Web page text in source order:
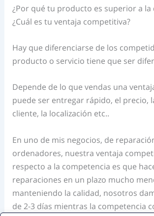
¿Por qué tu producto es superior a la
¿Cuál es tu ventaja competitiva?
Hay que diferenciarse de los
producto o servicio tiene que ser
Depende de lo que vendas una
puede ser entregar rápido, el precio,
cliente, la localización etc..
En uno de mis negocios, de
ordenadores, nuestra ventaja
respecto a la competencia es que
reparaciones en un plazo mucho
manteniendo la calidad, nosotros
de 2-3 días mientras la competencia